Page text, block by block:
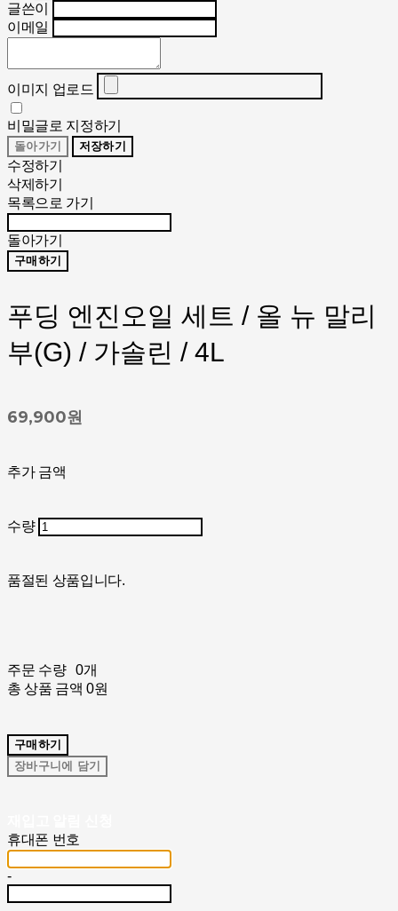
글쓴이
이메일
이미지 업로드
비밀글로 지정하기
돌아가기 저장하기
수정하기
삭제하기
목록으로 가기
돌아가기
구매하기
푸딩 엔진오일 세트 / 올 뉴 말리
부(G) / 가솔린 / 4L
69,900원
추가 금액
수량
품절된 상품입니다.
주문 수량
0개
총 상품 금액 0원
구매하기
장바구니에 담기
휴대폰 번호
-